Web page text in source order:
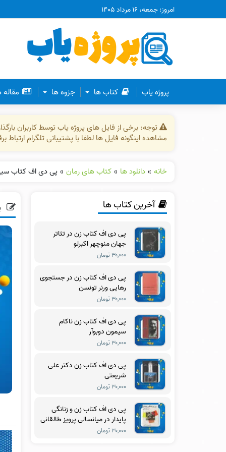
امروز: جمعه، ۱۶ مرداد ۱۴۰۵
پروژه یاب کتاب ها جزوه ها
توجه: برخی از فایل های پروژه یاب توسط کاربران
مشاهده اینگونه فایل ها لطفا با پشتیبانی تلگرام
خانه » دانلود ها » کتاب های رمان » پی دی اف کتاب
آخرین کتاب ها
پی دی اف کتاب زن در تئاتر
جهان منوچهر اکبرلو
۳۰,۰۰۰ تومان
پی دی اف کتاب زن در جستجوی
رهایی ورنر تونسن
۳۰,۰۰۰ تومان
پی دی اف کتاب زن ناکام
سیمون دوبوآر
۳۰,۰۰۰ تومان
پی دی اف کتاب زن دکتر علی
شریعتی
۳۰,۰۰۰ تومان
پی دی اف کتاب زن و زنانگی
پایدار در میانسالی پرویز طالقانی
۳۰,۰۰۰ تومان